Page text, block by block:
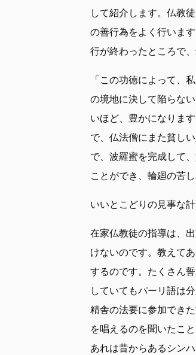
して紹介します。仏教
の善行為をよく行いま
行が終わったところで
「この功徳によって、
の境地に決して陥らな
いほど、豊かになりま
で、仏法僧にまた貧し
で、波羅蜜を完成して
ことができ、輪廻の苦
いいとこどりの見事な計
在家仏教徒の指導は、
けないのです。教えて
するのです。たくさん
していてもパーリ語は
精舎の法要に参加でき
を唱えるのを聞いたこ
あれは昔からあるシン